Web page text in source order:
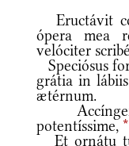
Eructávit
ópera mea
velóciter
Speciósus
grátia in
ætérnum.
potentíssime, *
Et ornátu